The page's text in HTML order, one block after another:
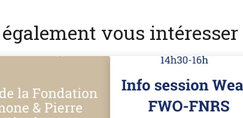
vous intéresser